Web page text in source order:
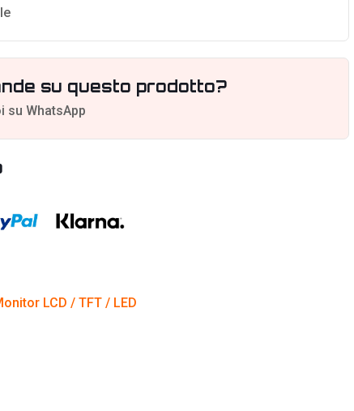
su questo prodotto?
su WhatsApp
LCD / TFT / LED